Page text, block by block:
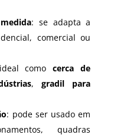
: se adapta a
comercial ou
comocerca de
,gradil para
: pode ser usado em
quadras